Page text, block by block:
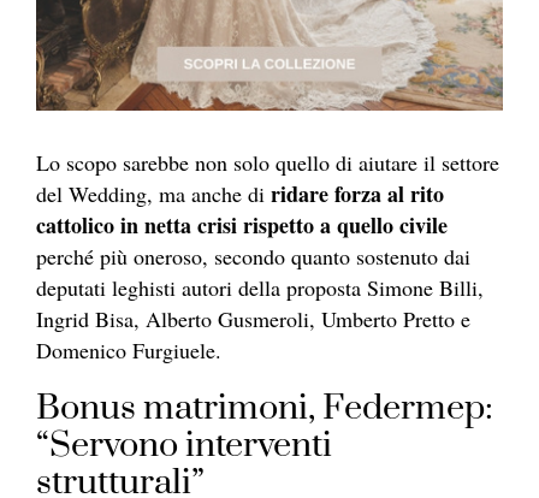
Lo scopo sarebbe non solo quello di aiutare il settore
del Wedding, ma anche di ridare forza al rito
cattolico in netta crisi rispetto a quello civile
perché più oneroso, secondo quanto sostenuto dai
deputati leghisti autori della proposta Simone Billi,
Ingrid Bisa, Alberto Gusmeroli, Umberto Pretto e
Domenico Furgiuele.
Bonus matrimoni, Federmep:
“Servono interventi
strutturali”